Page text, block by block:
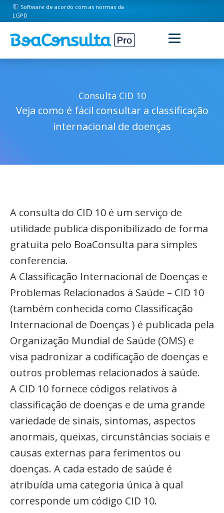
Software de acordo com as normas da
LGPD
Consulta CID 10
Veja como é fácil consultar a classificação
internacional de doenças
A consulta do CID 10 é um serviço de
utilidade publica disponibilizado de forma
gratuita pelo BoaConsulta para simples
conferencia.
A Classificação Internacional de Doenças e
Problemas Relacionados à Saúde – CID 10
(também conhecida como Classificação
Internacional de Doenças ) é publicada pela
Organização Mundial de Saúde (OMS) e
visa padronizar a codificação de doenças e
outros problemas relacionados à saúde.
A CID 10 fornece códigos relativos à
classificação de doenças e de uma grande
variedade de sinais, sintomas, aspectos
anormais, queixas, circunstâncias sociais e
causas externas para ferimentos ou
doenças. A cada estado de saúde é
atribuída uma categoria única à qual
corresponde um código CID 10.